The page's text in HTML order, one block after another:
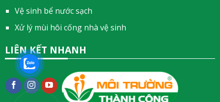
Vệ sinh bể nước sạch
Xử lý mùi hôi cống nhà vệ sinh
LIÊN KẾT NHANH